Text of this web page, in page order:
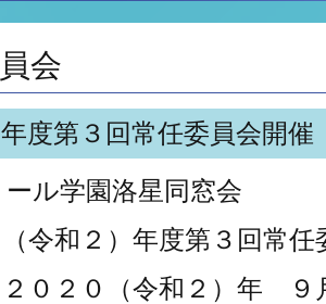
会
度第３回常任委員会開催
トール学園
（令和２）年度第３回常
２０２０（令和２）年 ９